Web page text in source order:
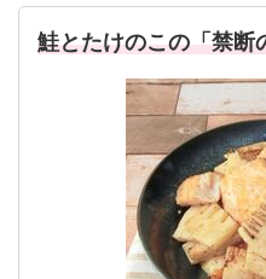
鮭とたけのこの「禁断